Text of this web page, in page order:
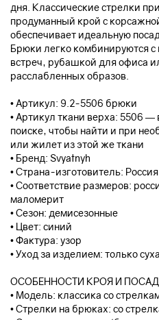
дня. Классические стрелки
продуманный крой с
обеспечивает идеальную
Брюки легко комбинируются
встреч, рубашкой для офиса
расслабленных образов.
• Артикул: 9.2-5506 брюки
• Артикул ткани верха: 5506 —
поиске, чтобы найти и при
или жилет из этой же ткани
• Бренд: Svyatnyh
• Страна-изготовитель: Россия
• Соответствие размеров:
маломерит
• Сезон: демисезонные
• Цвет: синий
• Фактура: узор
• Уход за изделием: только
ОСОБЕННОСТИ КРОЯ И
• Модель: классика со
• Стрелки на брюках: со